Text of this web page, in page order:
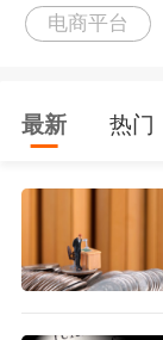
一步升级官
10万平方米
ManoMano
电商平台
最新 热门